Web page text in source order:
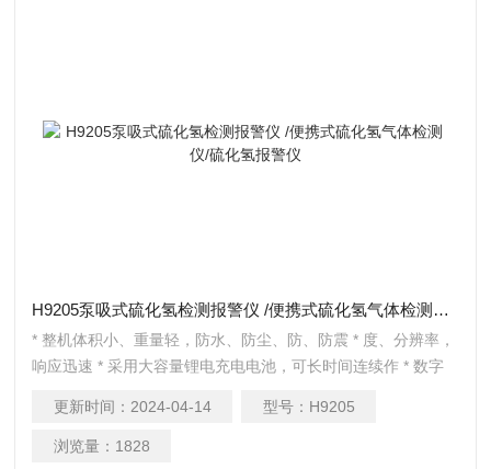
H9205泵吸式硫化氢检测报警仪 /便携式硫化氢气体检测仪/硫化氢报警仪
* 整机体积小、重量轻，防水、防尘、防、防震 * 度、分辨率，
响应迅速 * 采用大容量锂电充电电池，可长时间连续作 * 数字
口原装电化学传感器 * 上、下限报警值可意设定，自带零点和
目标点校准能 * 内置温度补偿，维护方便
更新时间： 2024-04-14 型号： H9205
浏览量： 1828